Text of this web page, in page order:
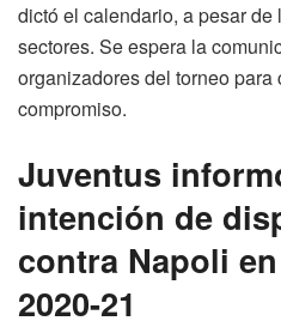
dictó el calendario, a pesar
sectores. Se espera la
organizadores del torneo
compromiso.
Juventus
intención de
contra Napoli
2020-21